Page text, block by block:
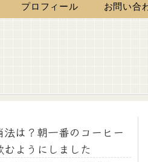
プロフィール お問い合
は？朝一番のコーヒー
ようにしました